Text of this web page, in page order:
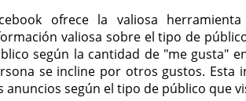
ofrece la valiosa
valiosa sobre el tipo de
según la cantidad de "me gusta"
se incline por otros gustos. Esta
anuncios según el tipo de público que